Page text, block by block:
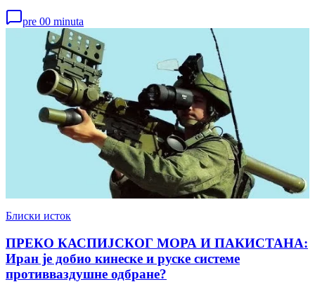
pre 00 minuta
Блиски исток
ПРЕКО КАСПИЈСКОГ МОРА И ПАКИСТАНА:
Иран је добио кинеске и руске системе
противваздушне одбране?